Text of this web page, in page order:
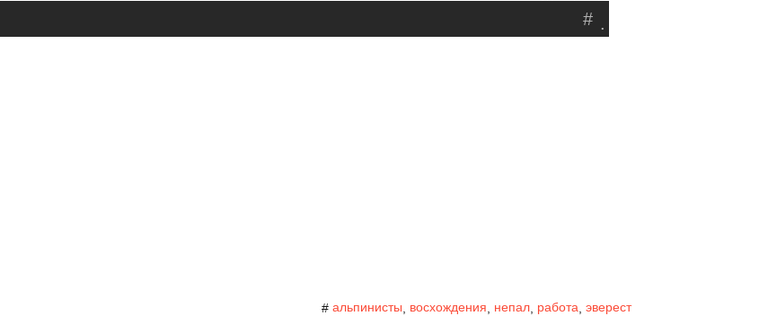
.
#
# альпинисты восхождения непал работа эверест